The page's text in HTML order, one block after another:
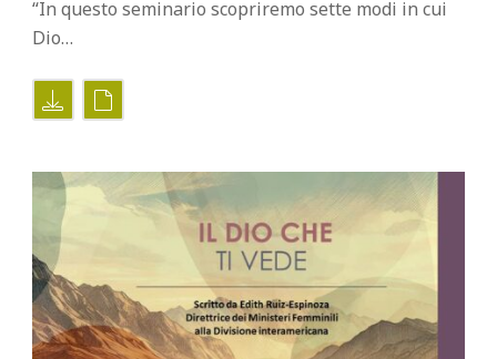
“In questo seminario scopriremo sette modi in cui
Dio…